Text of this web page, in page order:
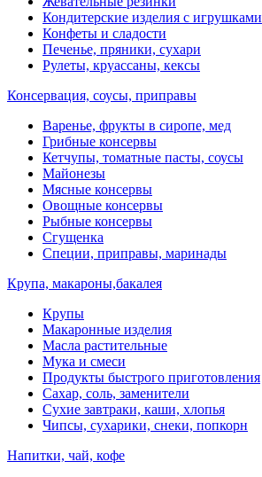
Кондитерские изделия с игрушками
Конфеты и сладости
Печенье, пряники, сухари
Рулеты, круассаны, кексы
Консервация, соусы, приправы
Варенье, фрукты в сиропе, мед
Грибные консервы
Кетчупы, томатные пасты, соусы
Майонезы
Мясные консервы
Овощные консервы
Рыбные консервы
Сгущенка
Специи, приправы, маринады
Крупа, макароны,бакалея
Крупы
Макаронные изделия
Масла растительные
Мука и смеси
Продукты быстрого приготовления
Сахар, соль, заменители
Сухие завтраки, каши, хлопья
Чипсы, сухарики, снеки, попкорн
Напитки, чай, кофе